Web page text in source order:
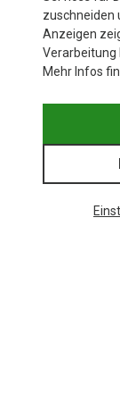
zuschneiden
Anzeigen
Verarbeitung
Mehr Infos